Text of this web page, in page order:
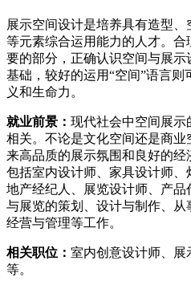
展示空间设计是培养具有造型
等元素综合运用能力的人才。
要的部分，正确认识空间与展
基础，较好的运用“空间”语言
义和生命力。
就业前景： 现代社会中空间展示
相关。不论是文化空间还是商
来高品质的展示氛围和良好的
包括室内设计师、家具设计师
地产经纪人、展览设计师、产
与展览的策划、设计与制作、
经营与管理等工作。
相关职位： 室内创意设计师、展
等。